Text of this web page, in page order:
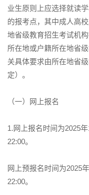
业生原则上应选择就读
的报考点，其中成人高
地省级教育招生考试机
所在地或户籍所在地省
关具体要求由所在地省
定）。
（一）网上报名
1.网上报名时间为2025
22:00。
网上预报名时间为2025
22:00。